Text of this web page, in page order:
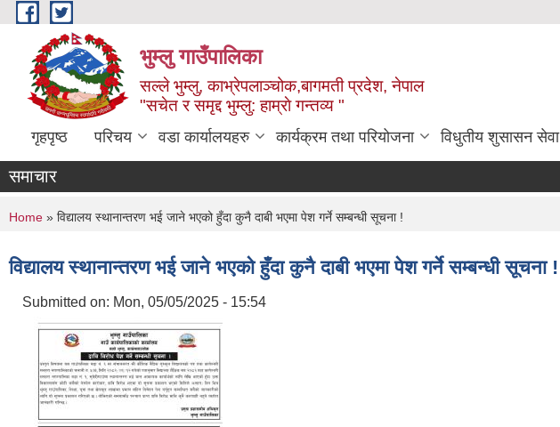
Skip to main content
भुम्लु गाउँपालिका
सल्ले भुम्लु, काभ्रेपलाञ्चोक,बागमती प्रदेश, नेपाल
"सचेत र समृद्द भुम्लु: हाम्राे गन्तव्य "
गृहपृष्ठ परिचय वडा कार्यालयहरु कार्यक्रम तथा परियोजना विधुतीय शुसासन सेवा
समाचार
You are here
Home » विद्यालय स्थानान्तरण भई जाने भएको हुँदा कुनै दाबी भएमा पेश गर्ने सम्बन्धी सूचना !
विद्यालय स्थानान्तरण भई जाने भएको हुँदा कुनै दाबी भएमा पेश गर्ने सम्बन्धी सूचना !
Submitted on: Mon, 05/05/2025 - 15:54